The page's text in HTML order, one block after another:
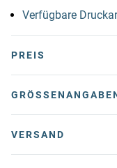
Verfügbare
PREIS
GRÖSSENANGABEN
VERSAND